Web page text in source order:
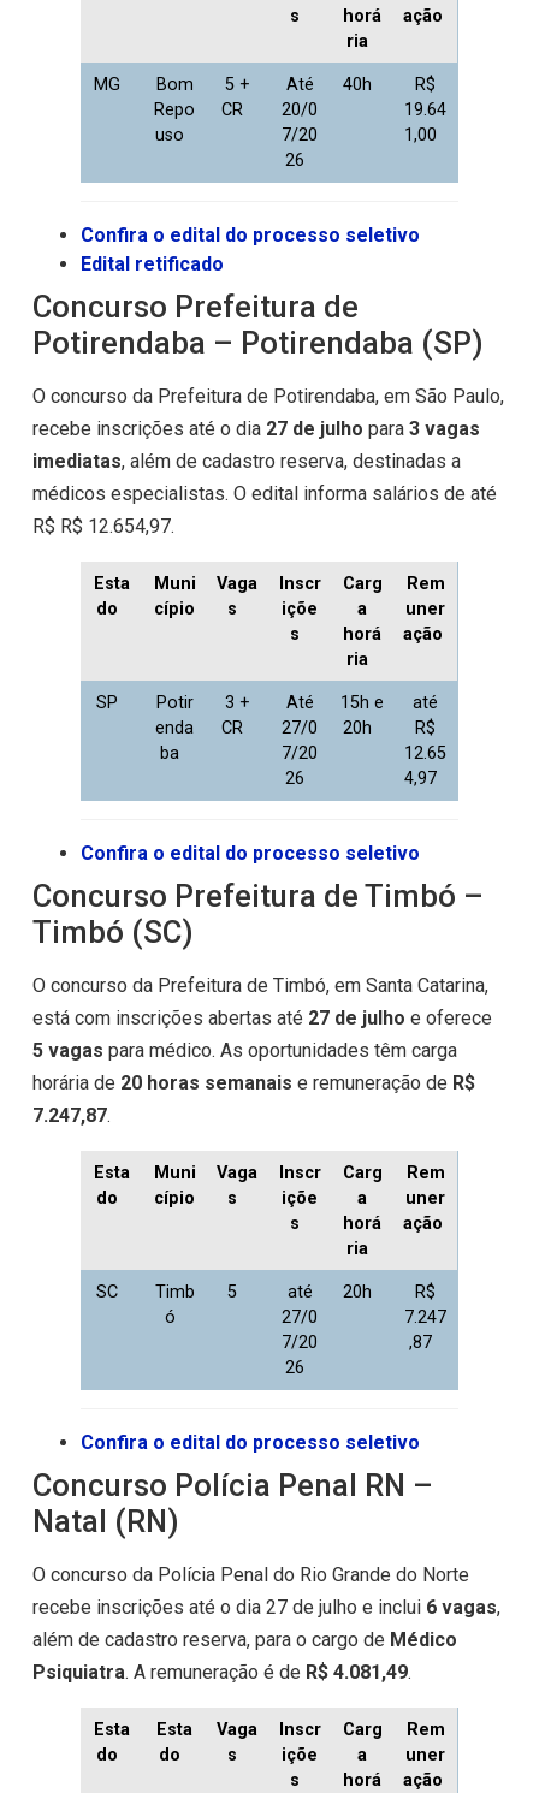
s
horá
ria
ação
MG
Bom
Repo
uso
5 +
CR
Até
20/0
7/20
26
40h
R$
19.64
1,00
Confira o edital do processo seletivo
Edital retificado
Concurso Prefeitura de
Potirendaba – Potirendaba (SP)
O concurso da Prefeitura de Potirendaba, em São Paulo,
recebe inscrições até o dia 27 de julho para 3 vagas
imediatas, além de cadastro reserva, destinadas a
médicos especialistas. O edital informa salários de até
R$ R$ 12.654,97.
Esta
do
Muni
cípio
Vaga
s
Inscr
içõe
s
Carg
a
horá
ria
Rem
uner
ação
SP
Potir
enda
ba
3 +
CR
Até
27/0
7/20
26
15h e
20h
até
R$
12.65
4,97
Confira o edital do processo seletivo
Concurso Prefeitura de Timbó –
Timbó (SC)
O concurso da Prefeitura de Timbó, em Santa Catarina,
está com inscrições abertas até 27 de julho e oferece
5 vagas para médico. As oportunidades têm carga
horária de 20 horas semanais e remuneração de R$
7.247,87.
Esta
do
Muni
cípio
Vaga
s
Inscr
içõe
s
Carg
a
horá
ria
Rem
uner
ação
SC
Timb
ó
5
até
27/0
7/20
26
20h
R$
7.247
,87
Confira o edital do processo seletivo
Concurso Polícia Penal RN –
Natal (RN)
O concurso da Polícia Penal do Rio Grande do Norte
recebe inscrições até o dia 27 de julho e inclui 6 vagas,
além de cadastro reserva, para o cargo de Médico
Psiquiatra. A remuneração é de R$ 4.081,49.
Esta
do
Esta
do
Vaga
s
Inscr
içõe
s
Carg
a
horá
Rem
uner
ação